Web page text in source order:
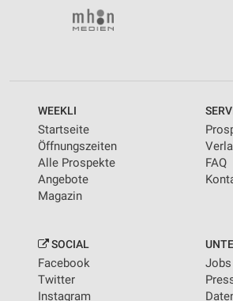
WEEKLI
Startseite
Öffnungszeiten
Alle Prospekte
Angebote
Magazin
FAQ
SOCIAL
Facebook
Twitter
Instagram
Jobs